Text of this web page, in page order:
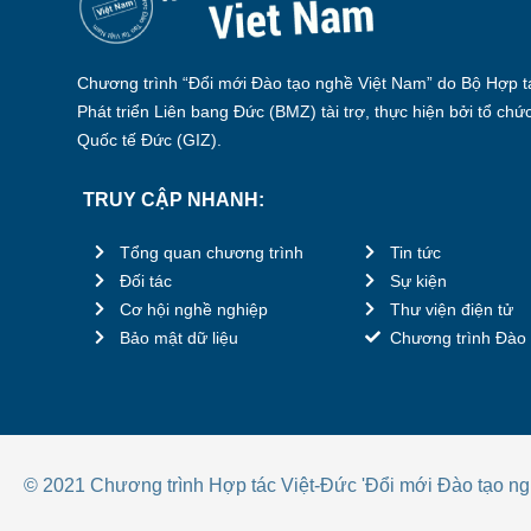
Chương trình “Đổi mới Đào tạo nghề Việt Nam” do Bộ Hợp
Phát triển Liên bang Đức (BMZ) tài trợ, thực hiện bởi tổ
Quốc tế Đức (GIZ).
TRUY CẬP NHANH:
Tổng quan chương trình
Đối tác
Cơ hội nghề nghiệp
Bảo mật dữ liệu
Tin tức
Sự kiện
Thư viện điện tử
Chương trình Đào
© 2021 Chương trình Hợp tác Việt-Đức 'Đổi mới Đào tạo